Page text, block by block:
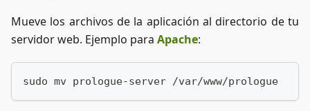
Mueve los archivos de la aplicación al directorio de tu
servidor web. Ejemplo para Apache:
sudo mv prologue-server /var/www/prologue